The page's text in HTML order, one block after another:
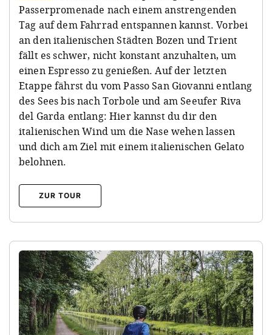
Passerpromenade nach einem anstrengenden
Tag auf dem Fahrrad entspannen kannst. Vorbei
an den italienischen Städten Bozen und Trient
fällt es schwer, nicht konstant anzuhalten, um
einen Espresso zu genießen. Auf der letzten
Etappe fährst du vom Passo San Giovanni entlang
des Sees bis nach Torbole und am Seeufer Riva
del Garda entlang: Hier kannst du dir den
italienischen Wind um die Nase wehen lassen
und dich am Ziel mit einem italienischen Gelato
belohnen.
ZUR TOUR